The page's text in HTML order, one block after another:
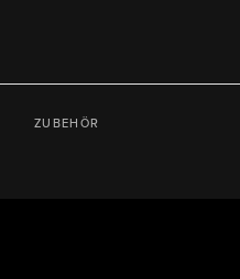
ZUBEHÖR